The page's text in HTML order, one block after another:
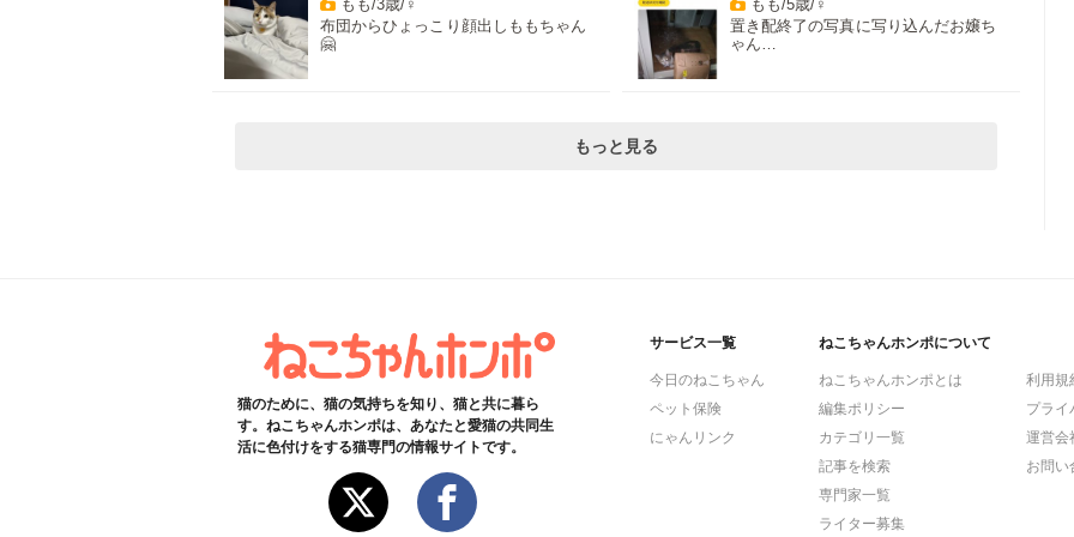
もも/3歳/♀
布団からひょっこり顔出しももちゃん
🤗
もも/5歳/♀
置き配終了の写真に写り込んだお嬢ち
ゃん…
もっと見る
サービス一覧
今日のねこちゃん
ペット保険
にゃんリンク
ねこちゃんホンポについて
ねこちゃんホンポとは
編集ポリシー
カテゴリ一覧
記事を検索
専門家一覧
ライター募集
利用規
プライ
運営会
お問い
猫のために、猫の気持ちを知り、猫と共に暮ら
す。ねこちゃんホンポは、あなたと愛猫の共同生
活に色付けをする猫専門の情報サイトです。